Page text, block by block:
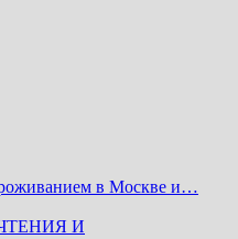
в Москве и…
И